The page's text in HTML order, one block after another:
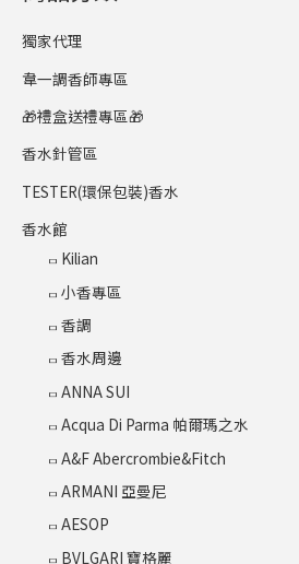
獨家代理
韋一調香師專區
🎁禮盒送禮專區🎁
香水針管區
TESTER(環保包裝)香水
香水館
Kilian
小香專區
香調
香水周邊
ANNA SUI
Acqua Di Parma 帕爾瑪之水
A&F Abercrombie&Fitch
ARMANI 亞曼尼
AESOP
BVLGARI 寶格麗